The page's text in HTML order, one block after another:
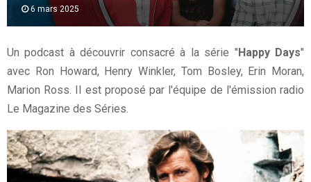
6 mars 2025
Un podcast à découvrir consacré à la série "Happy Days"
avec Ron Howard, Henry Winkler, Tom Bosley, Erin Moran,
Marion Ross. Il est proposé par l'équipe de l'émission radio
Le Magazine des Séries.